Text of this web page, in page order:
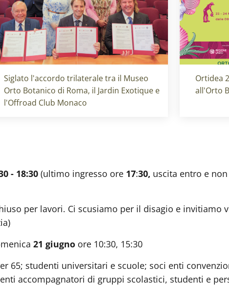
Titolo card:
Siglato l'accordo trilaterale tra il Museo
Orto Botanico di Roma, il Jardin Exotique e
l'Offroad Club Monaco
Titolo
Ortidea
all'Orto
- 18:30 (ultimo ingresso ore 17:30, uscita entro e
per lavori. Ci scusiamo per il disagio e invitiamo
21 giugno ore 10:30, 15:30
65; studenti universitari e scuole; soci enti
accompagnatori di gruppi scolastici, studenti e